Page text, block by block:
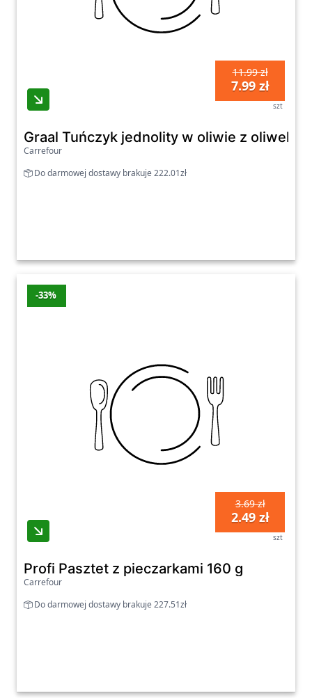
11.99 zł
7.99 zł
szt
Graal Tuńczyk jednolity w oliwie z oliwek
Carrefour
Do darmowej dostawy brakuje 222.01zł
-33%
3.69 zł
2.49 zł
szt
Profi Pasztet z pieczarkami 160 g
Carrefour
Do darmowej dostawy brakuje 227.51zł